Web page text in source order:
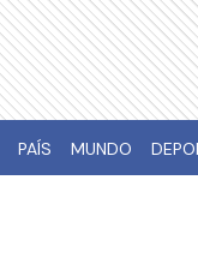
PAÍS MUNDO